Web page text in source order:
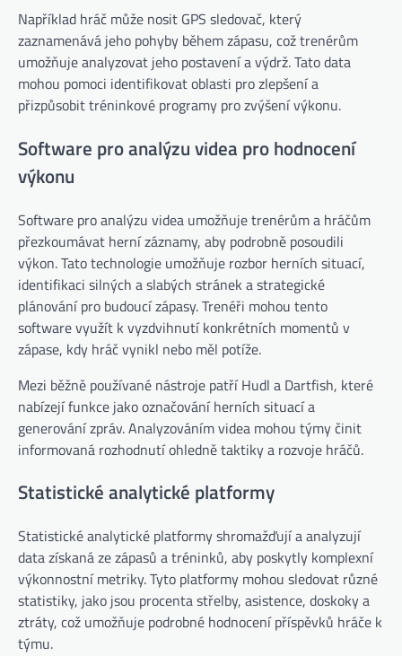
Například hráč může nosit GPS sledovač, který
zaznamenává jeho pohyby během zápasu, což trenérům
umožňuje analyzovat jeho postavení a výdrž. Tato data
mohou pomoci identifikovat oblasti pro zlepšení a
přizpůsobit tréninkové programy pro zvýšení výkonu.
Software pro analýzu videa pro hodnocení
výkonu
Software pro analýzu videa umožňuje trenérům a hráčům
přezkoumávat herní záznamy, aby podrobně posoudili
výkon. Tato technologie umožňuje rozbor herních situací,
identifikaci silných a slabých stránek a strategické
plánování pro budoucí zápasy. Trenéři mohou tento
software využít k vyzdvihnutí konkrétních momentů v
zápase, kdy hráč vynikl nebo měl potíže.
Mezi běžně používané nástroje patří Hudl a Dartfish, které
nabízejí funkce jako označování herních situací a
generování zpráv. Analyzováním videa mohou týmy činit
informovaná rozhodnutí ohledně taktiky a rozvoje hráčů.
Statistické analytické platformy
Statistické analytické platformy shromažďují a analyzují
data získaná ze zápasů a tréninků, aby poskytly komplexní
výkonnostní metriky. Tyto platformy mohou sledovat různé
statistiky, jako jsou procenta střelby, asistence, doskoky a
ztráty, což umožňuje podrobné hodnocení příspěvků hráče k
týmu.